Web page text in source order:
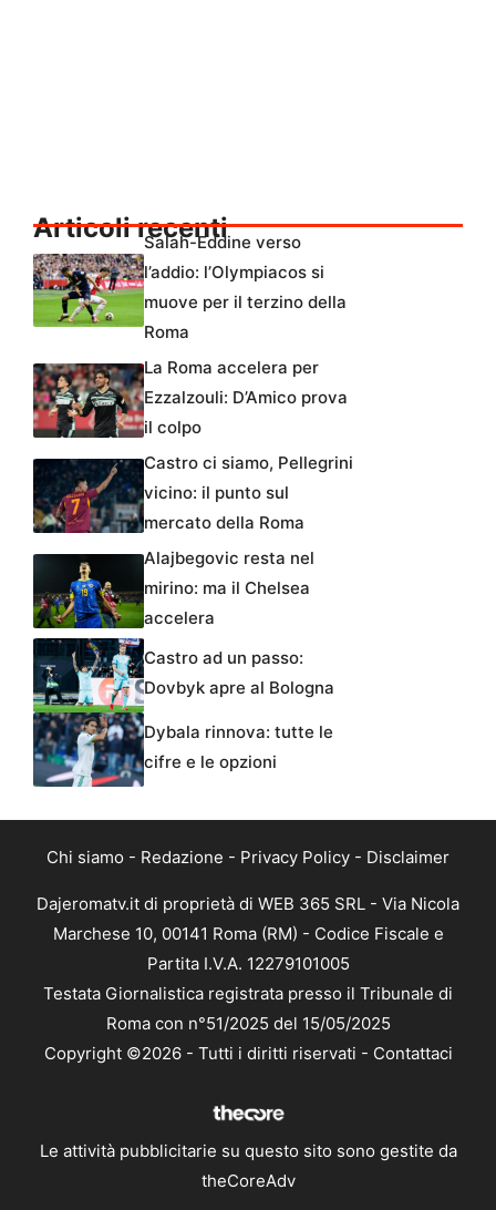
Articoli recenti
Salah-Eddine verso
l’addio: l’Olympiacos si
muove per il terzino della
Roma
La Roma accelera per
Ezzalzouli: D’Amico prova
il colpo
Castro ci siamo, Pellegrini
vicino: il punto sul
mercato della Roma
Alajbegovic resta nel
mirino: ma il Chelsea
accelera
Castro ad un passo:
Dovbyk apre al Bologna
Dybala rinnova: tutte le
cifre e le opzioni
Chi siamo - Redazione - Privacy Policy - Disclaimer
Dajeromatv.it di proprietà di WEB 365 SRL - Via Nicola
Marchese 10, 00141 Roma (RM) - Codice Fiscale e
Partita I.V.A. 12279101005
Testata Giornalistica registrata presso il Tribunale di
Roma con n°51/2025 del 15/05/2025
Copyright ©2026 - Tutti i diritti riservati - Contattaci
Le attività pubblicitarie su questo sito sono gestite da
theCoreAdv